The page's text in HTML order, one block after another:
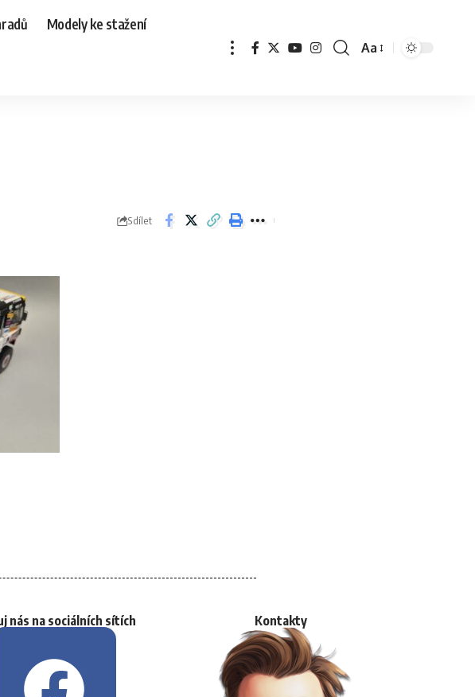
Modely ke stažení
Aa
Sdílet
nás na sociálních sítích Kontakty